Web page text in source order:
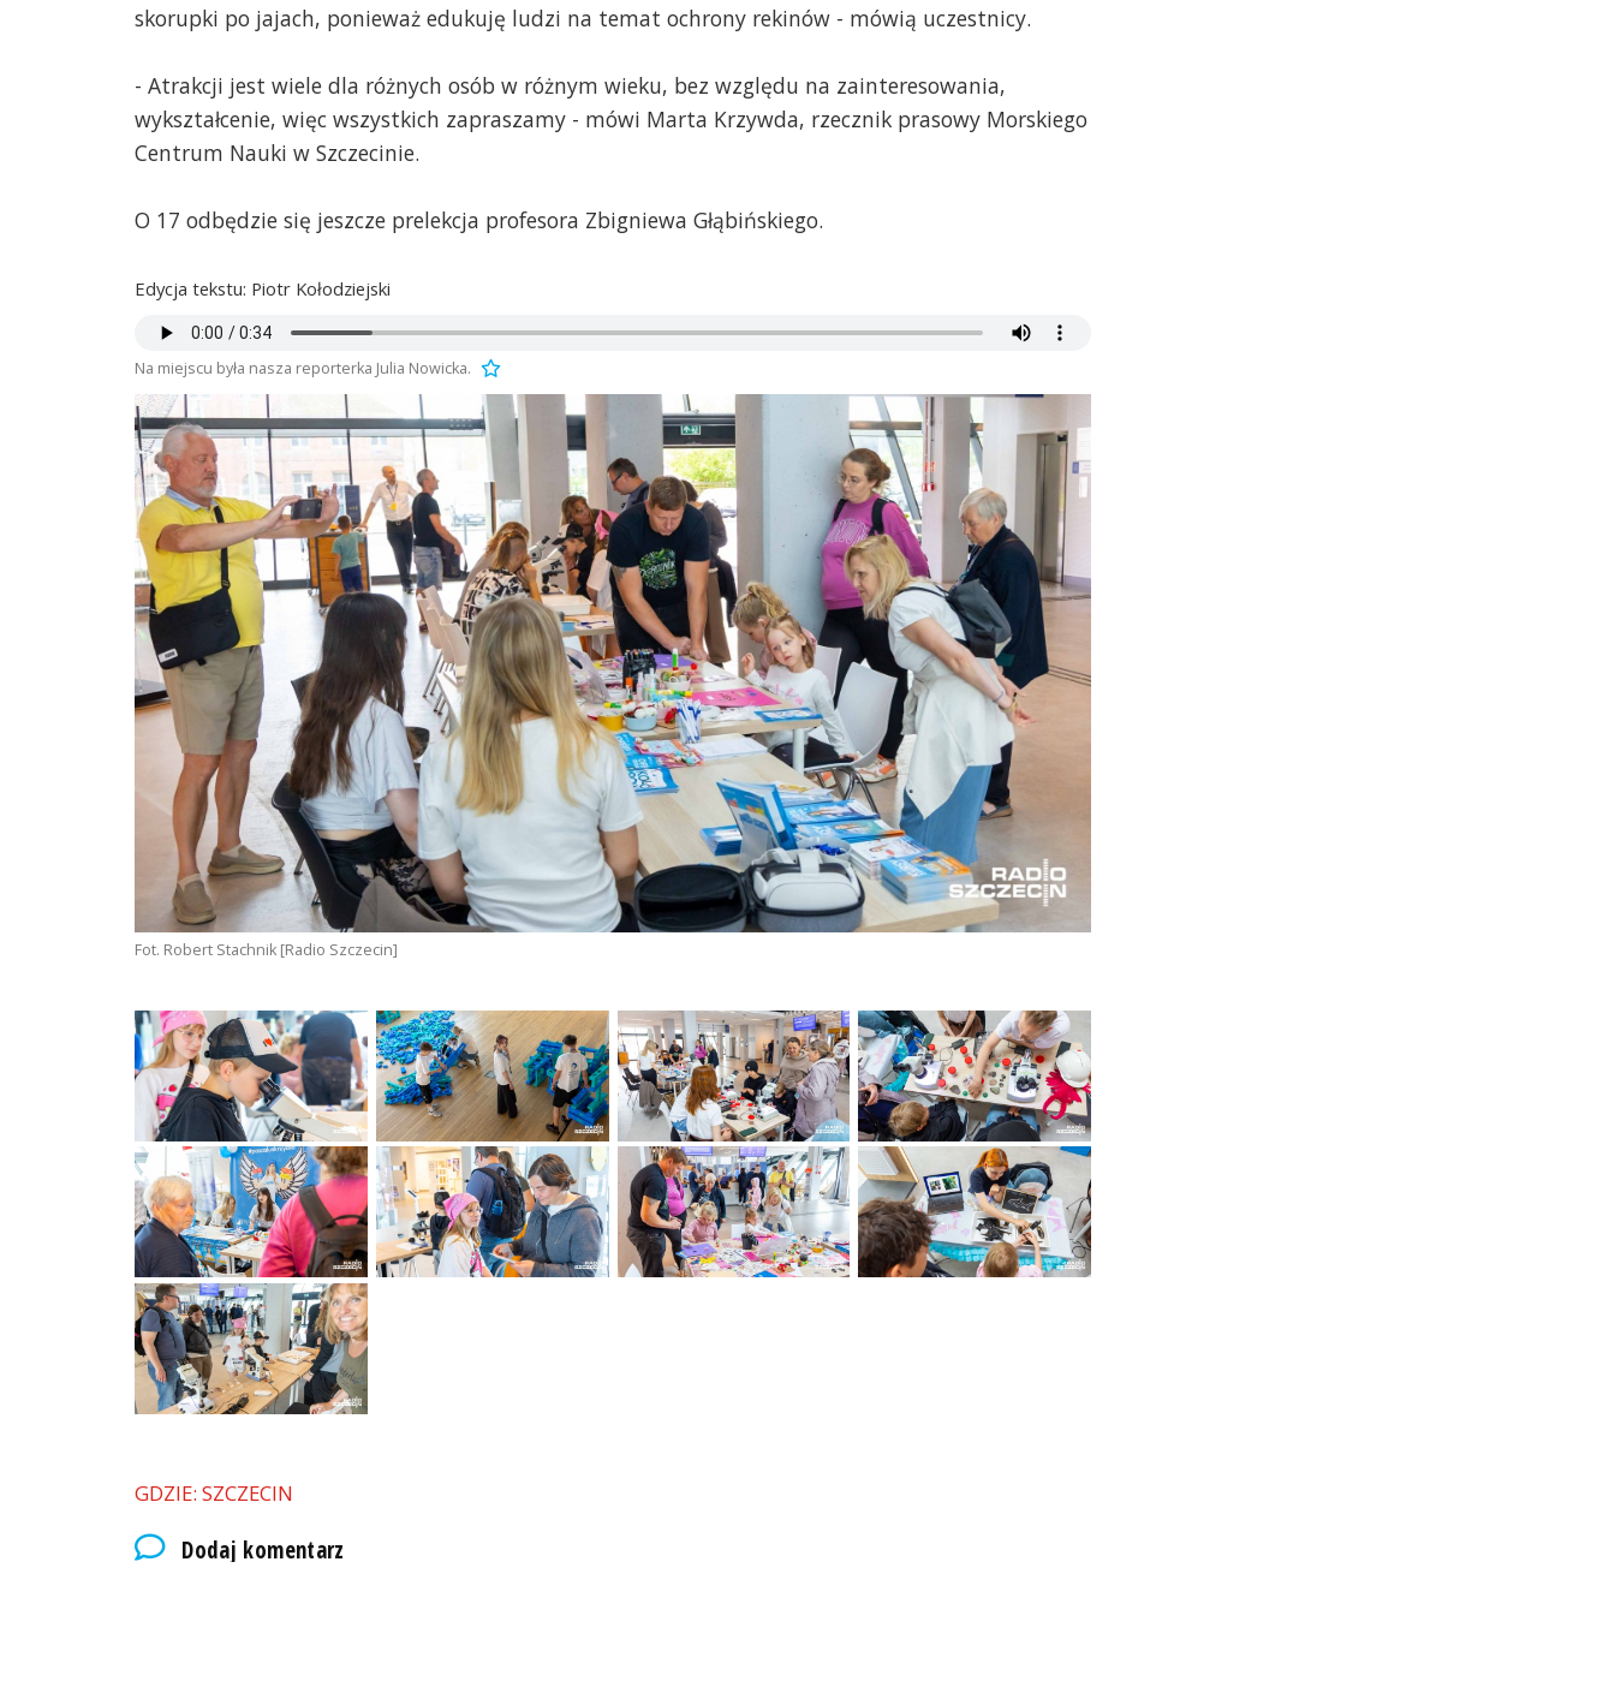
skorupki po jajach, ponieważ edukuję ludzi na temat ochrony rekinów - mówią uczestnicy.
- Atrakcji jest wiele dla różnych osób w różnym wieku, bez względu na zainteresowania,
wykształcenie, więc wszystkich zapraszamy - mówi Marta Krzywda, rzecznik prasowy Morskiego
Centrum Nauki w Szczecinie.
O 17 odbędzie się jeszcze prelekcja profesora Zbigniewa Głąbińskiego.
Edycja tekstu: Piotr Kołodziejski
Na miejscu była nasza reporterka Julia Nowicka.
Fot. Robert Stachnik [Radio Szczecin]
GDZIE: SZCZECIN
Dodaj komentarz